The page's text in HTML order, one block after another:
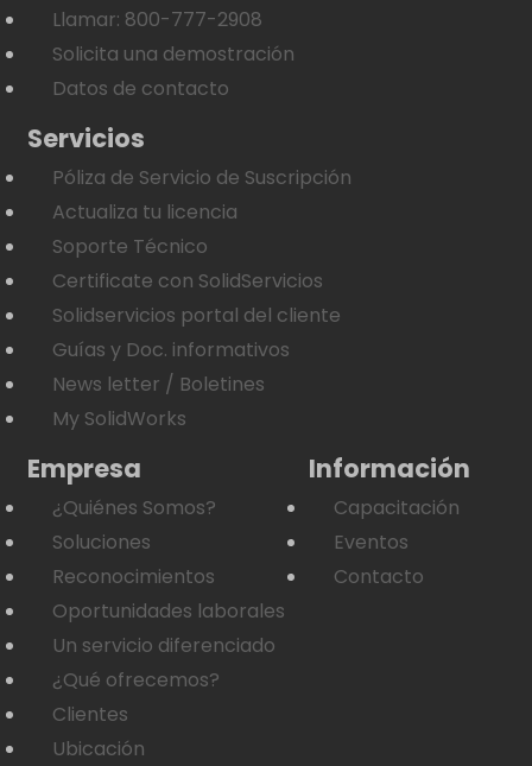
Llamar: 800-777-2908
Solicita una demostración
Datos de contacto
Servicios
Póliza de Servicio de Suscripción
Actualiza tu licencia
Soporte Técnico
Certificate con SolidServicios
Solidservicios portal del cliente
Guías y Doc. informativos
News letter / Boletines
My SolidWorks
Empresa
¿Quiénes Somos?
Soluciones
Reconocimientos
Oportunidades laborales
Un servicio diferenciado
¿Qué ofrecemos?
Clientes
Ubicación
Información
Capacitación
Eventos
Contacto